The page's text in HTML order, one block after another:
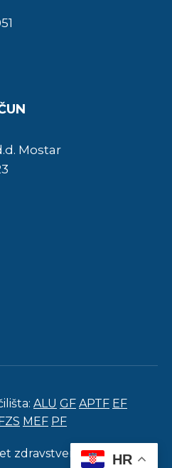
Mostar
ALU GF APTF EF
MEF PF
zdravstvenih studija.
HR